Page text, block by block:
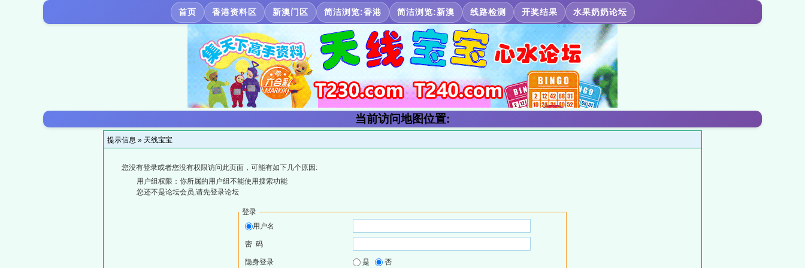
首页 香港资料区 新澳门区 简洁浏览:香港 简洁浏览:新澳 线路检测 开奖结果 水果奶奶论坛
当前访问地图位置:
提示信息 » 天线宝宝
您没有登录或者您没有权限访问此页面，可能有如下几个原因:
用户组权限：你所属的用户组不能使用搜索功能
您还不是论坛会员,请先登录论坛
登录
用户名
密 码
隐身登录 是 否